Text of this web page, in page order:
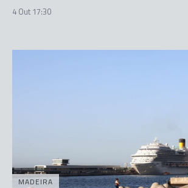
4 Out 17:30
MADEIRA